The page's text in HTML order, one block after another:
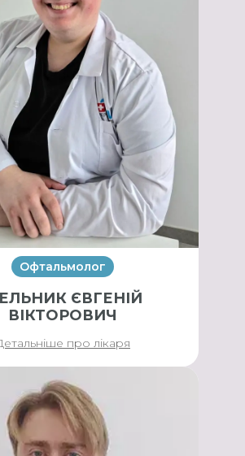
Офтальмолог
ЄВГЕНІЙ
ВІКТОРОВИЧ
про лікаря